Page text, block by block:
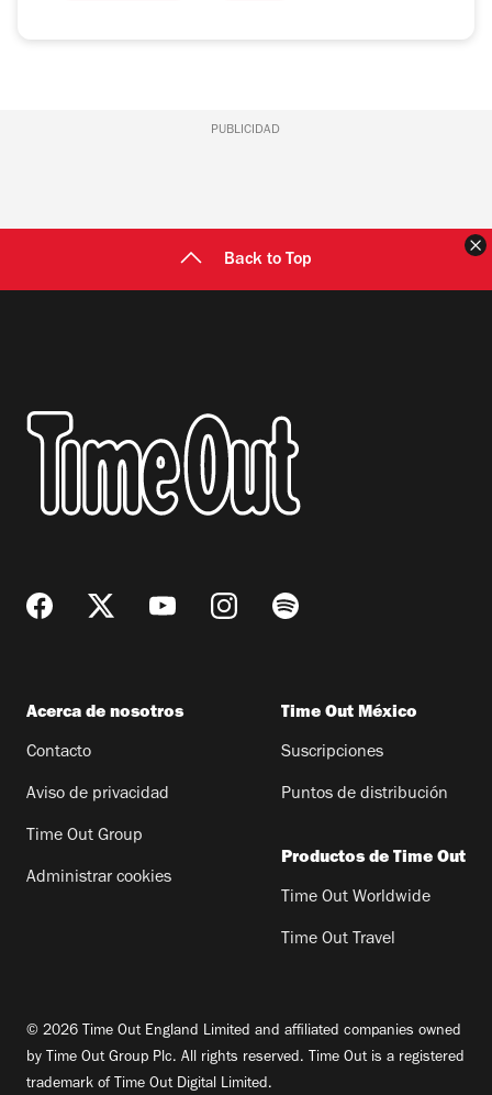
PUBLICIDAD
Back to Top
Acerca de nosotros
Contacto
Aviso de privacidad
Time Out Group
Administrar cookies
Time Out México
Suscripciones
Puntos de distribución
Productos de Time Out
Time Out Worldwide
Time Out Travel
© 2026 Time Out England Limited and affiliated companies owned
by Time Out Group Plc. All rights reserved. Time Out is a registered
trademark of Time Out Digital Limited.